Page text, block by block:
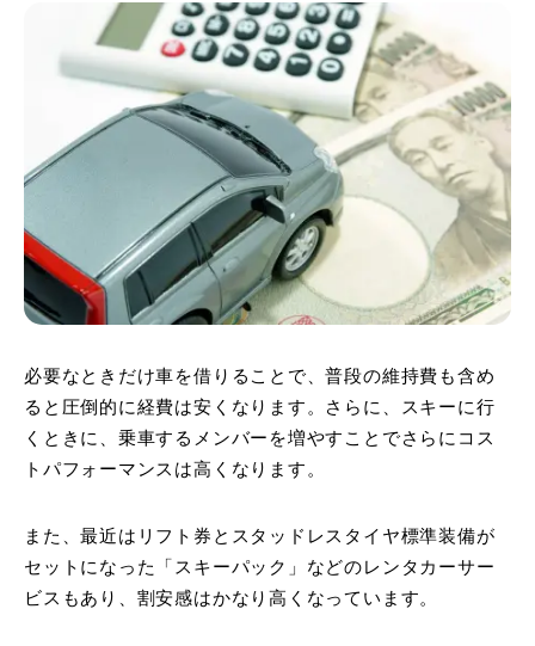
必要なときだけ車を借りることで、普段の維持費も含め
ると圧倒的に経費は安くなります。さらに、スキーに行
くときに、乗車するメンバーを増やすことでさらにコス
トパフォーマンスは高くなります。
また、最近はリフト券とスタッドレスタイヤ標準装備が
セットになった「スキーパック」などのレンタカーサー
ビスもあり、割安感はかなり高くなっています。